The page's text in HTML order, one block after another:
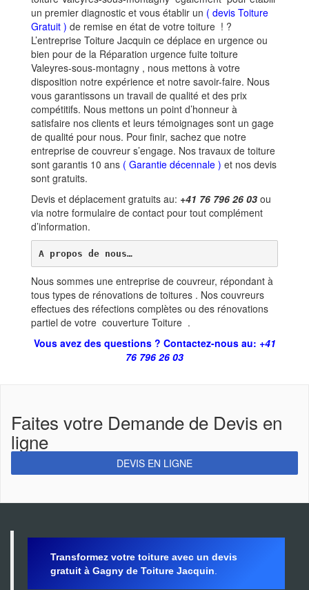
un premier diagnostic et vous établir un ( devis Toiture
Gratuit ) de remise en état de votre toiture ! ?
L’entreprise Toiture Jacquin ce déplace en urgence ou
bien pour de la Réparation urgence fuite toiture
Valeyres-sous-montagny , nous mettons à votre
disposition notre expérience et notre savoir-faire. Nous
vous garantissons un travail de qualité et des prix
compétitifs. Nous mettons un point d’honneur à
satisfaire nos clients et leurs témoignages sont un gage
de qualité pour nous. Pour finir, sachez que notre
entreprise de couvreur s’engage. Nos travaux de toiture
sont garantis 10 ans ( Garantie décennale ) et nos devis
sont gratuits.
Devis et déplacement gratuits au: +41 76 796 26 03 ou
via notre formulaire de contact pour tout complément
d’information.
A propos de nous…
Nous sommes une entreprise de couvreur, répondant à
tous types de rénovations de toitures . Nos couvreurs
effectues des réfections complètes ou des rénovations
partiel de votre couverture Toiture .
Vous avez des questions ? Contactez-nous au: +41
76 796 26 03
Faites votre Demande de Devis en
ligne
DEVIS EN LIGNE
Transformez votre toiture avec un devis
gratuit à Gagny de Toiture Jacquin